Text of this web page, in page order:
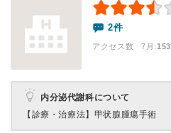
2件
アクセス数 7月:153
内分泌代謝科について
【診療・治療法】 甲状腺腫瘍手術